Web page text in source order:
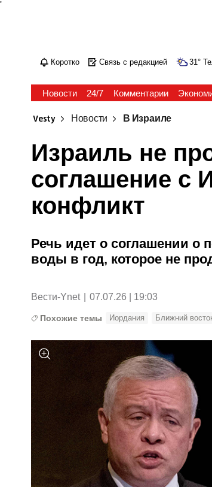
'
Коротко Связь с редакцией 31°
Новости 24/7 Комментарии
Vesty Новости В Израиле
Израиль не
соглашение с
конфликт
Речь идет о соглашении о
воды в год, которое не
Вести-Ynet 07.07.26 | 19:03
Похожие темы Иордания Ближний